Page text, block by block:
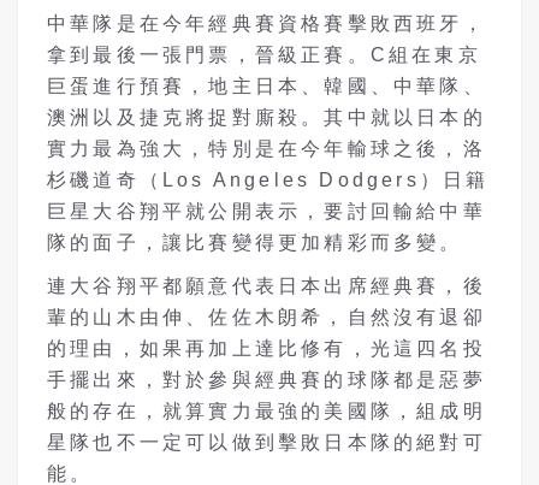
中華隊是在今年經典賽資格賽擊敗西班牙，
拿到最後一張門票，晉級正賽。C組在東京
巨蛋進行預賽，地主日本、韓國、中華隊、
澳洲以及捷克將捉對廝殺。其中就以日本的
實力最為強大，特別是在今年輸球之後，洛
杉磯道奇（Los Angeles Dodgers）日籍
巨星大谷翔平就公開表示，要討回輸給中華
隊的面子，讓比賽變得更加精彩而多變。
連大谷翔平都願意代表日本出席經典賽，後
輩的山木由伸、佐佐木朗希，自然沒有退卻
的理由，如果再加上達比修有，光這四名投
手擺出來，對於參與經典賽的球隊都是惡夢
般的存在，就算實力最強的美國隊，組成明
星隊也不一定可以做到擊敗日本隊的絕對可
能。